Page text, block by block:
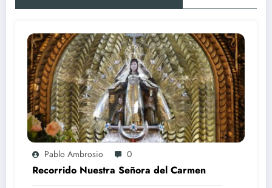
Pablo Ambrosio 0
Recorrido Nuestra Señora del Carmen